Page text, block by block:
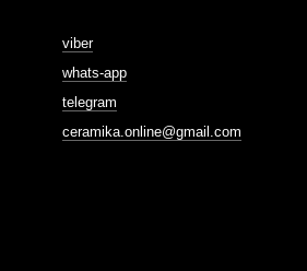
viber
whats-app
telegram
ceramika.online@gmail.com